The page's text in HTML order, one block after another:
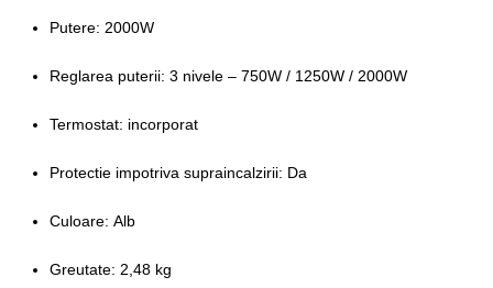
Putere: 2000W
Reglarea puterii: 3 nivele – 750W / 1250W / 2000W
Termostat: incorporat
Protectie impotriva supraincalzirii: Da
Culoare: Alb
Greutate: 2,48 kg